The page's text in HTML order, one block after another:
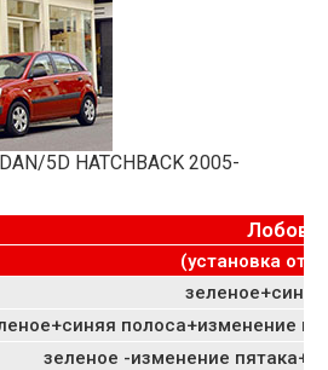
5D HATCHBACK 2005-
(установка от
полоса+изменение
зеленое -изменение пятака+